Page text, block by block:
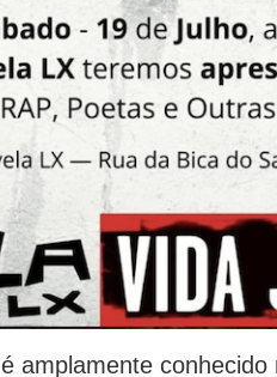
amplamente conhecido